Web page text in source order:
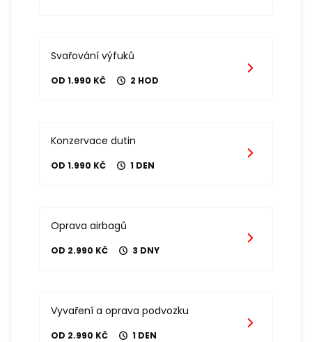
Svařování výfuků
OD 1.990 KČ 2 HOD
Konzervace dutin
OD 1.990 KČ 1 DEN
Oprava airbagů
OD 2.990 KČ 3 DNY
Vyvaření a oprava podvozku
OD 2.990 KČ 1 DEN